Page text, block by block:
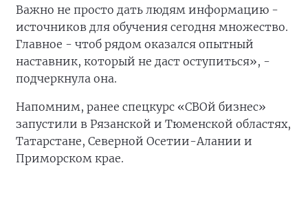
Важно не просто дать людям информацию -
источников для обучения сегодня множество.
Главное - чтоб рядом оказался опытный
наставник, который не даст оступиться», -
подчеркнула она.
Напомним, ранее спецкурс «СВОй бизнес»
запустили в Рязанской и Тюменской областях,
Татарстане, Северной Осетии-Алании и
Приморском крае.